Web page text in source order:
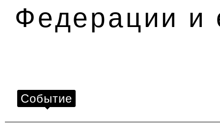
Федерации и
Событие